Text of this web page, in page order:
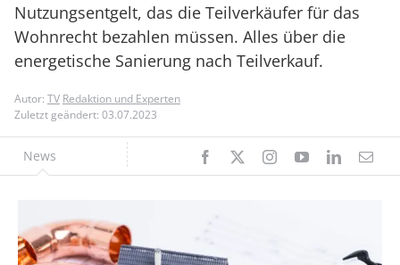
Nutzungsentgelt, das die Teilverkäufer für das
Wohnrecht bezahlen müssen. Alles über die
energetische Sanierung nach Teilverkauf.
Autor: TV Redaktion und Experten
Zuletzt geändert: 03.07.2023
News